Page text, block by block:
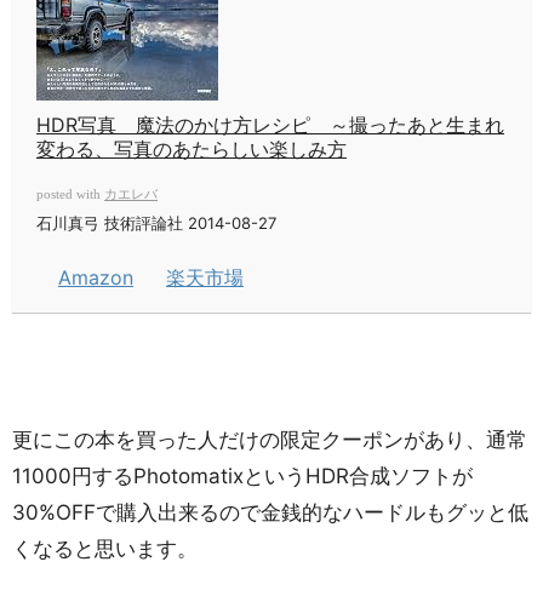
HDR写真 魔法のかけ方レシピ ～撮ったあと生まれ
変わる、写真のあたらしい楽しみ方
posted with カエレバ
石川真弓 技術評論社 2014-08-27
Amazon 楽天市場
更にこの本を買った人だけの限定クーポンがあり、通常
11000円するPhotomatixというHDR合成ソフトが
30%OFFで購入出来るので金銭的なハードルもグッと低
くなると思います。